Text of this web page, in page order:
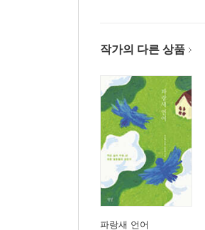
작가의 다른 상품
파랑새 언어